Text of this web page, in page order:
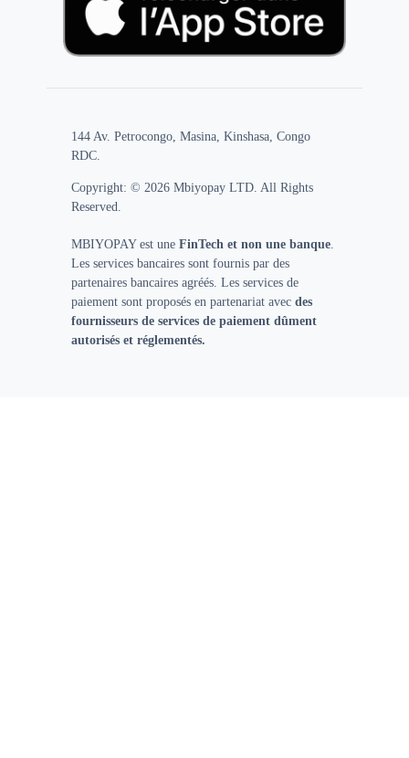
144 Av. Petrocongo, Masina, Kinshasa, Congo
RDC.
Copyright: © 2026 Mbiyopay LTD. All Rights
Reserved.
MBIYOPAY est une FinTech et non une banque.
Les services bancaires sont fournis par des
partenaires bancaires agréés. Les services de
paiement sont proposés en partenariat avecdes
fournisseurs de services de paiement dûment
autorisés et réglementés.